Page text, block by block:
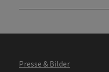
Presse & Bilder